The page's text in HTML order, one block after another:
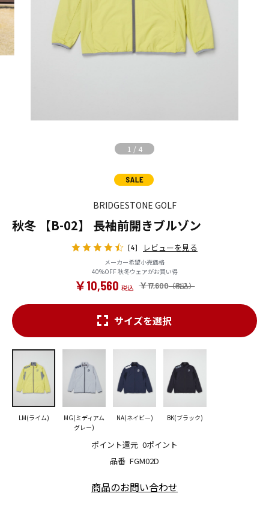
1 / 4
BRIDGESTONE GOLF
秋冬 【B-02】 長袖前開きブルゾン
[4] レビューを見る
メーカー希望小売価格
40%OFF 秋冬ウェアがお買い得
￥17,600
￥10,560
品番 FGM02D
ポイント還元 0ポイント
サイズを選択
LM(ライム)
MG(ミディアム
グレー)
NA(ネイビー) BK(ブラック)
商品のお問い合わせ